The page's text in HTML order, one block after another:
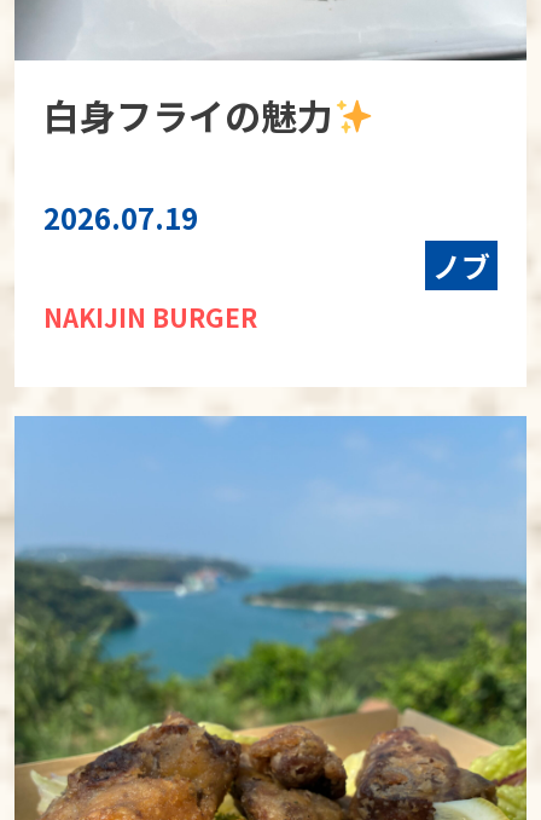
白身フライの魅力
2026.07.19
ノブ
NAKIJIN BURGER